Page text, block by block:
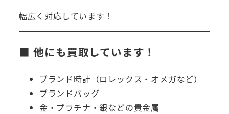
幅広く対応しています！
■ 他にも買取しています！
ブランド時計（ロレックス・オメガなど）
ブランドバッグ
金・プラチナ・銀などの貴金属